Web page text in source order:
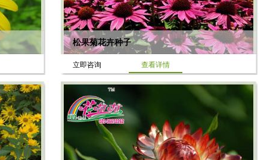
松果菊花卉种子
立即咨询 查看详情